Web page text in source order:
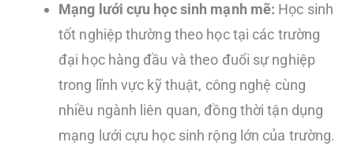
Mạng lưới cựu học sinh mạnh mẽ: Học sinh
tốt nghiệp thường theo học tại các trường
đại học hàng đầu và theo đuổi sự nghiệp
trong lĩnh vực kỹ thuật, công nghệ cùng
nhiều ngành liên quan, đồng thời tận dụng
mạng lưới cựu học sinh rộng lớn của trường.